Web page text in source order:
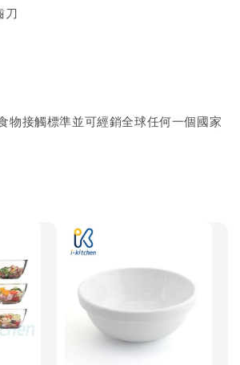
刀
物接觸標準並可經銷全球任何一個國家